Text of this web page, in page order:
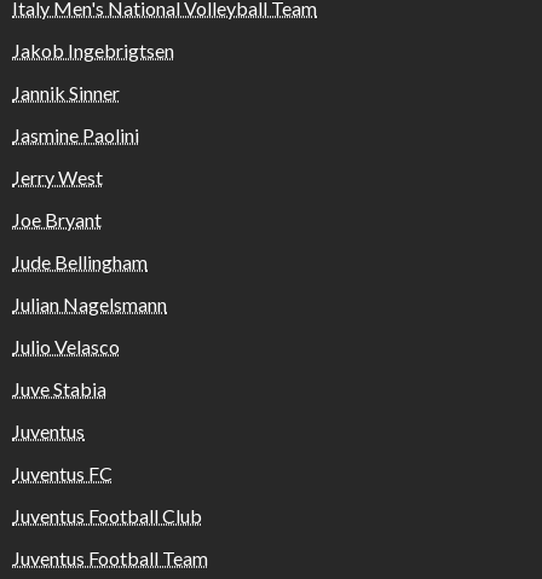
Italy Men's National Volleyball Team
Jakob Ingebrigtsen
Jannik Sinner
Jasmine Paolini
Jerry West
Joe Bryant
Jude Bellingham
Julian Nagelsmann
Julio Velasco
Juve Stabia
Juventus
Juventus FC
Juventus Football Club
Juventus Football Team